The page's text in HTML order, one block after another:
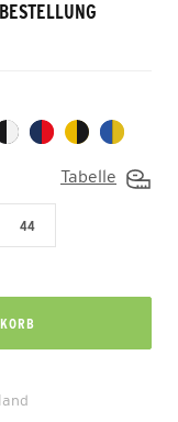
Tabelle
44